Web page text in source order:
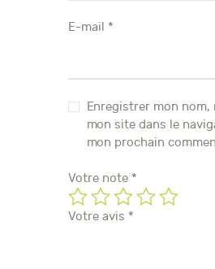
E-mail *
Enregistrer mon
mon site dans le
mon prochain
Votre note *
Votre avis *